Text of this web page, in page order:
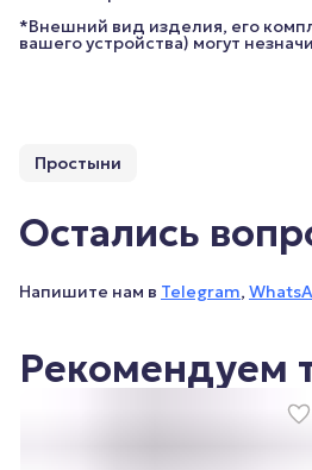
*Внешний вид изделия, его
вашего устройства) могут
Простыни
Остались
Напишите нам в Telegram,
Рекомендуем